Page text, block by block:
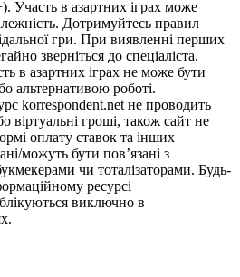
Участь в азартних іграх може
Дотримуйтесь правил
гри. При виявленні перших
зверніться до спеціаліста.
в азартних іграх не може бути
альтернативою роботі.
korrespondent.net не проводить
віртуальні гроші, також сайт не
оплату ставок та інших
можуть бути пов’язані з
чи тоталізаторами. Будь-
ресурсі
виключно в